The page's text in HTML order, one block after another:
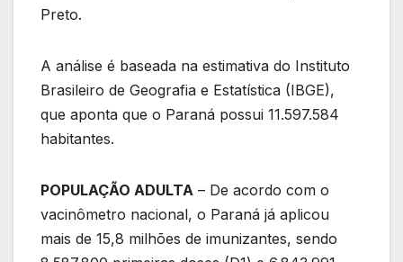
Preto.
A análise é baseada na estimativa do Instituto
Brasileiro de Geografia e Estatística (IBGE),
que aponta que o Paraná possui 11.597.584
habitantes.
POPULAÇÃO ADULTA – De acordo com o
vacinômetro nacional, o Paraná já aplicou
mais de 15,8 milhões de imunizantes, sendo